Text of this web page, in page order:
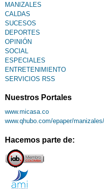
MANIZALES
CALDAS
SUCESOS
DEPORTES
OPINIÓN
SOCIAL
ESPECIALES
ENTRETENIMIENTO
SERVICIOS RSS
Nuestros Portales
www.micasa.co
www.qhubo.com/epaper/manizales/
Hacemos parte de: